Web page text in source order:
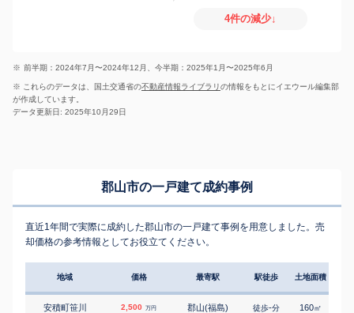
4件の減少↓
※ 前半期：2024年7月〜2024年12月、今半期：2025年1月〜2025年6月
※ これらのデータは、国土交通省の不動産情報ライブラリの情報をもとにイエウール編集部
が作成しています。
データ更新日: 2025年10月29日
郡山市の一戸建て成約事例
直近1年間で実際に成約した郡山市の一戸建て事例を用意しました。売
却価格の参考情報としてお役立てください。
地域 価格 最寄駅 駅徒歩 土地面積
安積町笹川 2,500 万円 郡山(福島) 徒歩-分 160㎡